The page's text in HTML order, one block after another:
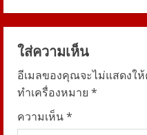
u
e
R
e
ใส่ความเห็น
อีเมลของคุณจะไม่แสดงใ
ทำเครื่องหมาย *
ความเห็น*